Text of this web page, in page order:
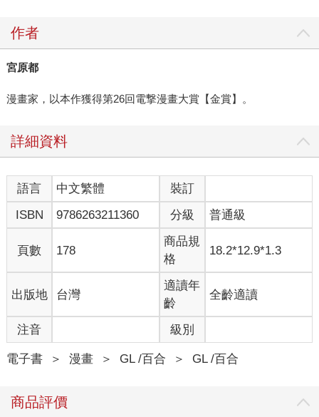
作者
宮原都
漫畫家，以本作獲得第26回電撃漫畫大賞【金賞】。
詳細資料
語言 中文繁體
裝訂
ISBN
9786263211360 分級 普通級
頁數 178
商品規
格
18.2*12.9*1.3
出版地 台灣
適讀年
齡
全齡適讀
注音 級別
電子書 ＞ 漫畫 ＞ GL /百合 ＞ GL /百合
商品評價